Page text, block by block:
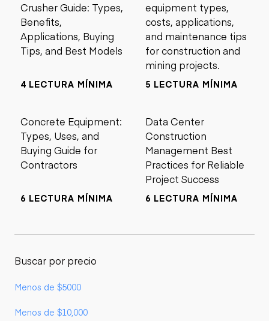
Crusher Guide: Types,
Benefits,
Applications, Buying
Tips, and Best Models
4 LECTURA MÍNIMA
equipment types,
costs, applications,
and maintenance tips
for construction and
mining projects.
5 LECTURA MÍNIMA
Concrete Equipment:
Types, Uses, and
Buying Guide for
Contractors
6 LECTURA MÍNIMA
Data Center
Construction
Management Best
Practices for Reliable
Project Success
6 LECTURA MÍNIMA
Buscar por precio
Menos de $5000
Menos de $10,000